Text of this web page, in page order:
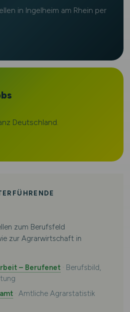
in Ingelheim am Rhein per
Deutschland.
zum Berufsfeld
zur Agrarwirtschaft in
– Berufenet· Berufsbild,
· Amtliche Agrarstatistik